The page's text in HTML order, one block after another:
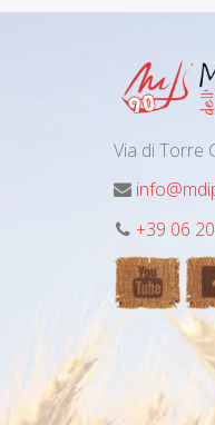
Via di Torre
+39 06